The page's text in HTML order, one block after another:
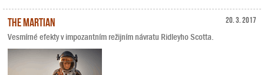
20. 3. 2017
The Martian
Vesmírné efekty v impozantním režijním návratu Ridleyho Scotta.